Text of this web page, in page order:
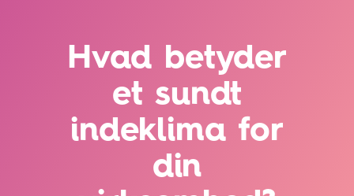
Hvad betyder
et sundt
indeklima for
din